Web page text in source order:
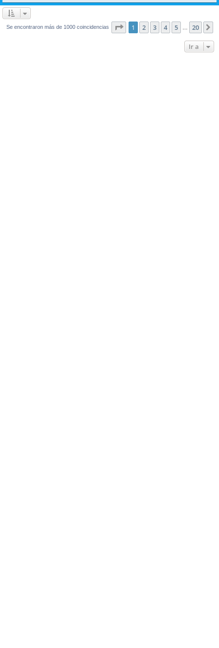
Se encontraron más de 1000 coincidencias Página de 20
1 2 3 4 5 20
Ir a